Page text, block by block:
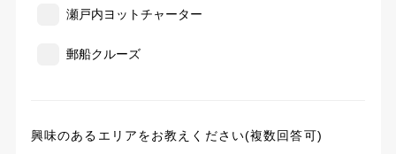
瀬戸内ヨットチャーター
郵船クルーズ
興味のあるエリアをお教えください(複数回答可)